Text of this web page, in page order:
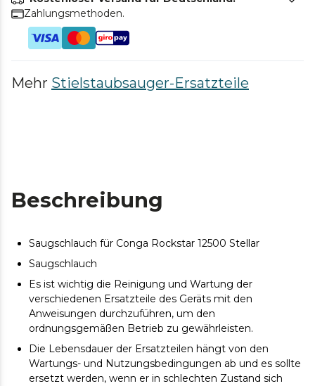
Zahlungsmethoden.
Mehr Stielstaubsauger-Ersatzteile
Beschreibung
Saugschlauch für Conga Rockstar 12500 Stellar
Saugschlauch
Es ist wichtig die Reinigung und Wartung der
verschiedenen Ersatzteile des Geräts mit den
Anweisungen durchzuführen, um den
ordnungsgemäßen Betrieb zu gewährleisten.
Die Lebensdauer der Ersatzteilen hängt von den
Wartungs- und Nutzungsbedingungen ab und es sollte
ersetzt werden, wenn er in schlechten Zustand sich